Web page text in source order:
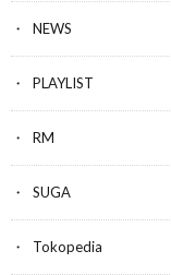
NEWS
PLAYLIST
RM
SUGA
Tokopedia